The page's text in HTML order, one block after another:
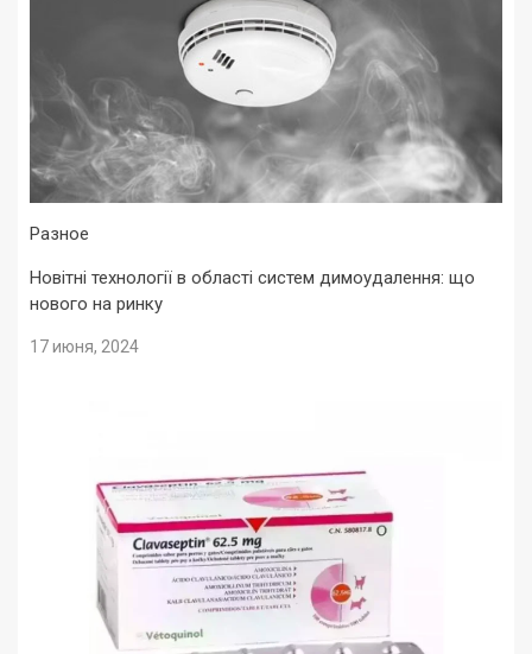
Разное
Новітні технології в області систем димоудалення: що
нового на ринку
17 июня, 2024